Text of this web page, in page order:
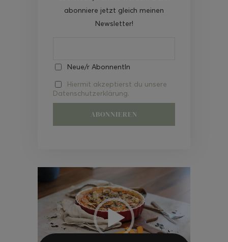
abonniere jetzt gleich meinen
Newsletter!
Neue/r AbonnentIn
Hiermit akzeptierst du unsere
Datenschutzerklärung.
Video-